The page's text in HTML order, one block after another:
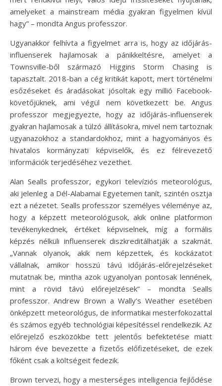
amelyeket a mainstream média gyakran figyelmen kívül
hagy” – mondta Angus professzor.
Ugyanakkor felhívta a figyelmet arra is, hogy az időjárás-
influenserek hajlamosak a pánikkeltésre, amelyet a
Townsville-ből származó Higgins Storm Chasing is
tapasztalt. 2018-ban a cég kritikát kapott, mert történelmi
esőzéseket és áradásokat jósoltak egy millió Facebook-
követőjüknek, ami végül nem következett be. Angus
professzor megjegyezte, hogy az időjárás-influenserek
gyakran hajlamosak a túlzó állításokra, mivel nem tartoznak
ugyanazokhoz a standardokhoz, mint a hagyományos és
hivatalos kormányzati képviselők, és ez félrevezető
információk terjedéséhez vezethet.
Alan Sealls professzor, egykori televíziós meteorológus,
aki jelenleg a Dél-Alabamai Egyetemen tanít, szintén osztja
ezt a nézetet. Sealls professzor személyes véleménye az,
hogy a képzett meteorológusok, akik online platformon
tevékenykednek, értéket képviselnek, míg a formális
képzés nélküli influenserek diszkreditálhatják a szakmát.
„Vannak olyanok, akik nem képzettek, és kockázatot
vállalnak, amikor hosszú távú időjárás-előrejelzéseket
mutatnak be, mintha azok ugyanolyan pontosak lennének,
mint a rövid távú előrejelzések” – mondta Sealls
professzor. Andrew Brown a Wally’s Weather esetében
önképzett meteorológus, de informatikai mesterfokozattal
és számos egyéb technológiai képesítéssel rendelkezik. Az
előrejelző eszközökbe tett jelentős befektetése miatt
három éve bevezette a fizetős előfizetéseket, de ezek
főként csak a költségeit fedezik.
Brown tervezi, hogy a mesterséges intelligencia fejlődése